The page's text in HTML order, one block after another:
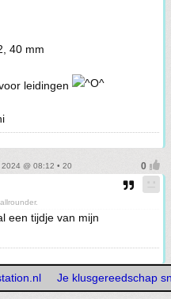
40 mm
leidingen
@ 08:12 • 20
een tijdje van mijn
Je klusgereedschap